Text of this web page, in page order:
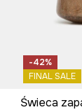
-42%
FINAL SALE
Świeca